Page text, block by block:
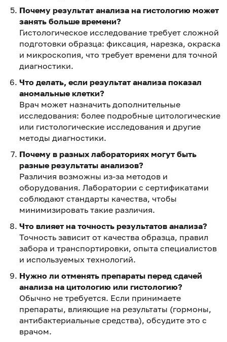
Почему результат анализа на гистологию может
занять больше времени?
Гистологическое исследование требует сложной
подготовки образца: фиксация, нарезка, окраска
и микроскопия, что требует времени для точной
диагностики.
Что делать, если результат анализа показал
аномальные клетки?
Врач может назначить дополнительные
исследования: более подробные цитологические
или гистологические исследования и другие
методы диагностики.
Почему в разных лабораториях могут быть
разные результаты анализов?
Различия возможны из-за методов и
оборудования. Лаборатории с сертификатами
соблюдают стандарты качества, чтобы
минимизировать такие различия.
Что влияет на точность результатов анализа?
Точность зависит от качества образца, правил
забора и транспортировки, опыта специалистов
и используемых технологий.
Нужно ли отменять препараты перед сдачей
анализа на цитологию или гистологию?
Обычно не требуется. Если принимаете
препараты, влияющие на результаты (гормоны,
антибактериальные средства), обсудите это с
врачом.